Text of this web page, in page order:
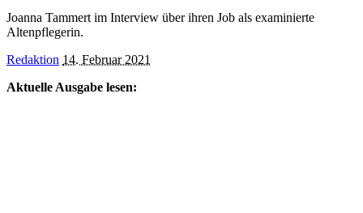
Joanna Tammert im Interview über ihren Job als examinierte
Altenpflegerin.
Posted
Redaktion 14. Februar 2021
Aktuelle Ausgabe lesen: